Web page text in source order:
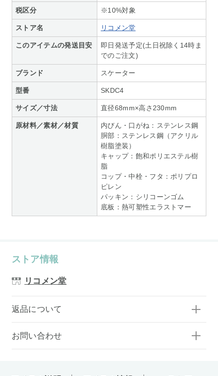
税区分 ※10%対象
ストア名 リコメン堂
このアイテムの発送目安
即日発送予定(土日祝除く14時ま
でのご注文)
ブランド スケーター
型番 SKDC4
サイズ／寸法 直径68mm×高さ230mm
原材料／素材／材質
内びん・口がね：ステンレス鋼
胴部：ステンレス鋼（アクリル
樹脂塗装）
キャップ：飽和ポリエステル樹
脂
コップ・中栓・フタ：ポリプロ
ピレン
パッキン：シリコーンゴム
底板：熱可塑性エラストマー
ストア情報
リコメン堂
返品について
お問い合わせ